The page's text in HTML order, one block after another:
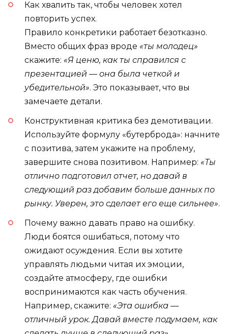
Как хвалить так, чтобы человек хотел
повторить успех.
Правило конкретики работает безотказно.
Вместо общих фраз вроде «ты молодец»
скажите: «Я ценю, как ты справился с
презентацией — она была четкой и
убедительной». Это показывает, что вы
замечаете детали.
Конструктивная критика без демотивации.
Используйте формулу «бутерброда»: начните
с позитива, затем укажите на проблему,
завершите снова позитивом. Например: «Ты
отлично подготовил отчет, но давай в
следующий раз добавим больше данных по
рынку. Уверен, это сделает его еще сильнее».
Почему важно давать право на ошибку.
Люди боятся ошибаться, потому что
ожидают осуждения. Если вы хотите
управлять людьми читая их эмоции,
создайте атмосферу, где ошибки
воспринимаются как часть обучения.
Например, скажите: «Эта ошибка —
отличный урок. Давай вместе подумаем, как